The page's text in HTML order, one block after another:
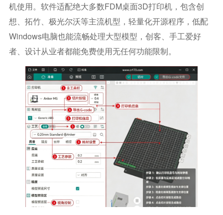
机使用。软件适配绝大多数FDM桌面3D打印机，包含创
想、拓竹、极光尔沃等主流机型，轻量化开源程序，低配
Windows电脑也能流畅处理大型模型，创客、手工爱好
者、设计从业者都能免费使用无任何功能限制。